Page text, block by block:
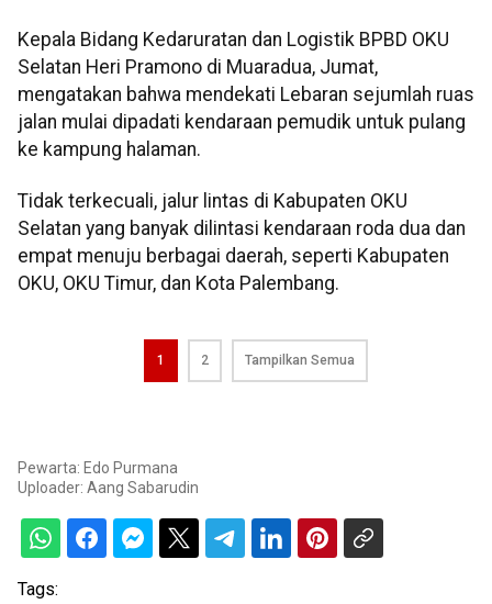
Kepala Bidang Kedaruratan dan Logistik BPBD OKU
Selatan Heri Pramono di Muaradua, Jumat,
mengatakan bahwa mendekati Lebaran sejumlah ruas
jalan mulai dipadati kendaraan pemudik untuk pulang
ke kampung halaman.
Tidak terkecuali, jalur lintas di Kabupaten OKU
Selatan yang banyak dilintasi kendaraan roda dua dan
empat menuju berbagai daerah, seperti Kabupaten
OKU, OKU Timur, dan Kota Palembang.
1 2 Tampilkan Semua
Pewarta: Edo Purmana
Uploader: Aang Sabarudin
Tags: